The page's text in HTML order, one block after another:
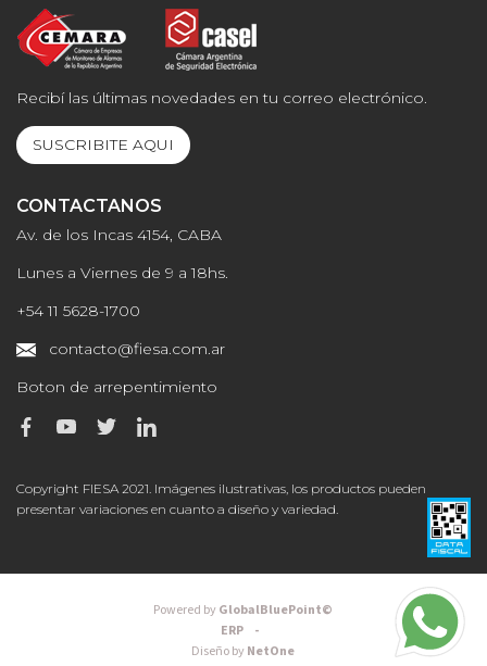
Recibí las últimas novedades en tu correo electrónico.
SUSCRIBITE AQUI
CONTACTANOS
Av. de los Incas 4154, CABA
Lunes a Viernes de 9 a 18hs.
+54 11 5628-1700
contacto@fiesa.com.ar
Boton de arrepentimiento
Copyright FIESA 2021. Imágenes ilustrativas, los productos pueden
presentar variaciones en cuanto a diseño y variedad.
Powered byGlobalBluePoint©
ERP -
Diseño byNetOne